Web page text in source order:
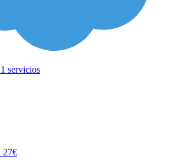
1 servicios
27€